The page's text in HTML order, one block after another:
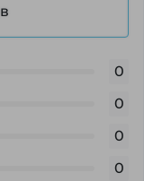
0
0
0
0